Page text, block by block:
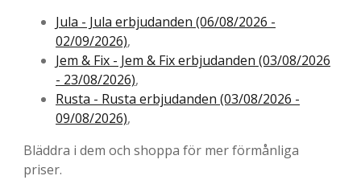
Jula - Jula erbjudanden (06/08/2026 -
02/09/2026),
Jem & Fix - Jem & Fix erbjudanden (03/08/2026
- 23/08/2026),
Rusta - Rusta erbjudanden (03/08/2026 -
09/08/2026),
Bläddra i dem och shoppa för mer förmånliga
priser.